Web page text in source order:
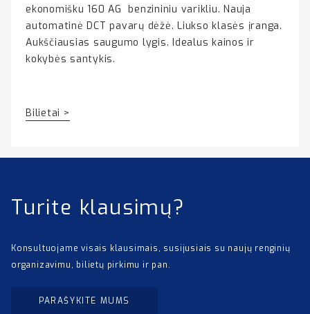
ekonomišku 160 AG benzininiu varikliu. Nauja
automatinė DCT pavarų dėžė. Liukso klasės įranga.
Aukščiausias saugumo lygis. Idealus kainos ir
kokybės santykis.
Bilietai >
Turite klausimų?
Konsultuojame visais klausimais, susijusiais su naujų renginių
organizavimu, bilietų pirkimu ir pan.
PARAŠYKITE MUMS